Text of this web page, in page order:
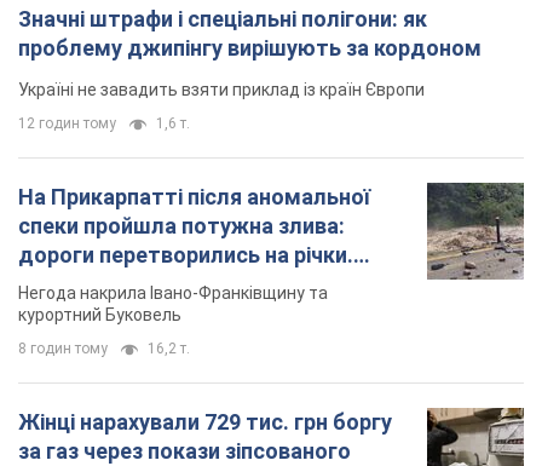
Значні штрафи і спеціальні полігони: як
проблему джипінгу вирішують за кордоном
Україні не завадить взяти приклад із країн Європи
12 годин тому 1,6 т.
На Прикарпатті після аномальної
спеки пройшла потужна злива:
дороги перетворились на річки.
Відео
Негода накрила Івано-Франківщину та
курортний Буковель
8 годин тому 16,2 т.
Жінці нарахували 729 тис. грн боргу
за газ через покази зіпсованого